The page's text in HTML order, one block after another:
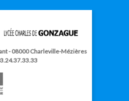
- 08000 Charleville-Mézières